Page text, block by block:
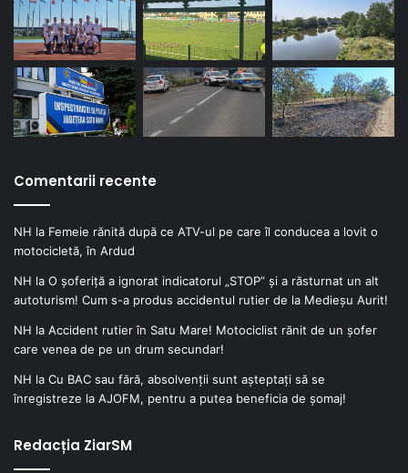
Comentarii recente
NH la Femeie rănită după ce ATV-ul pe care îl conducea a lovit o
motocicletă, în Ardud
NH la O șoferiță a ignorat indicatorul „STOP” și a răsturnat un alt
autoturism! Cum s-a produs accidentul rutier de la Medieșu Aurit!
NH la Accident rutier în Satu Mare! Motociclist rănit de un șofer
care venea de pe un drum secundar!
NH la Cu BAC sau fără, absolvenții sunt așteptați să se
înregistreze la AJOFM, pentru a putea beneficia de șomaj!
Redacția ZiarSM